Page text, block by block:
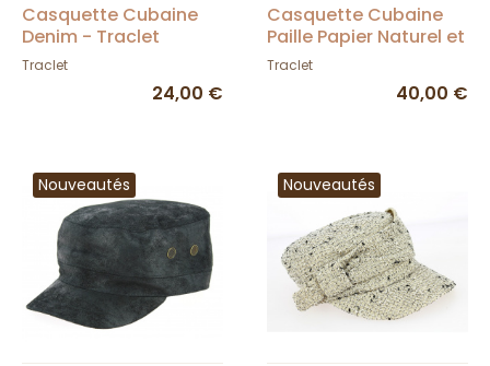
Casquette Cubaine
Denim - Traclet
Traclet
24,00 €
Casquette Cubaine
Paille Papier Naturel et
Noir - Traclet
Traclet
40,00 €
Nouveautés Nouveautés